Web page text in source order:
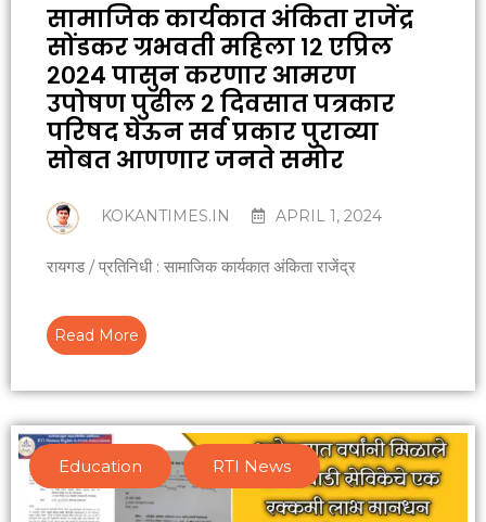
सामाजिक कार्यकात अंकिता राजेंद्र
सोंडकर ग्रभवती महिला १२ एप्रिल
२०२४ पासुन करणार आमरण
उपोषण पुढील २ दिवसात पत्रकार
परिषद घेऊन सर्व प्रकार पुराव्या
सोबत आणणार जनते समोर
KOKANTIMES.IN APRIL 1, 2024
रायगड / प्रतिनिधी : सामाजिक कार्यकात अंकिता राजेंद्र
Read More
Education , RTI News